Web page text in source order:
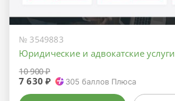
№ 3549883
Юридические и адвокатские услуги
10 900 ₽
7 630 ₽ 305 баллов Плюса